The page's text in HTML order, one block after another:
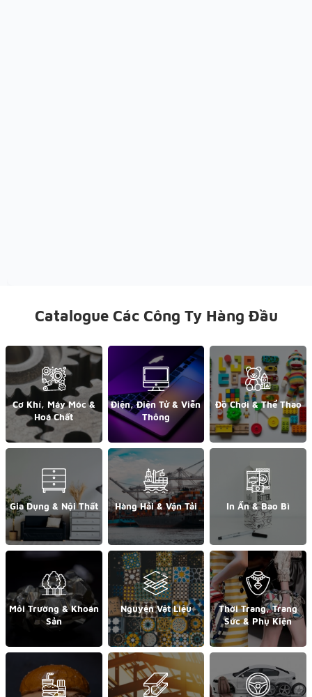
Catalogue Các Công Ty Hàng Đầu
Cơ Khí, Máy Móc &
Hoá Chất
Điện, Điện Tử & Viễn
Thông
Đồ Chơi & Thể Thao
Gia Dụng & Nội Thất Hàng Hải & Vận Tải In Ấn & Bao Bì
Môi Trường & Khoán
Sản
Nguyên Vật Liệu
Thời Trang, Trang
Sức & Phụ Kiện